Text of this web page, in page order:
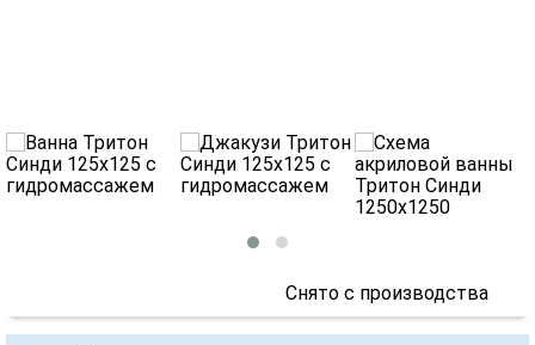
Снято с производства